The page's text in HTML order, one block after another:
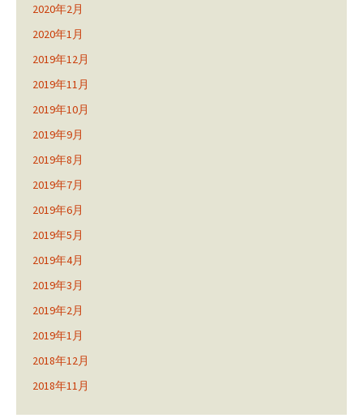
2020年2月
2020年1月
2019年12月
2019年11月
2019年10月
2019年9月
2019年8月
2019年7月
2019年6月
2019年5月
2019年4月
2019年3月
2019年2月
2019年1月
2018年12月
2018年11月